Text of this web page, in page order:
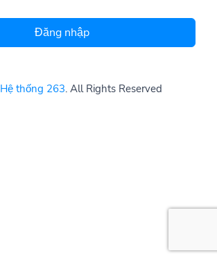
Đăng nhập
Hệ thống 263. All Rights Reserved